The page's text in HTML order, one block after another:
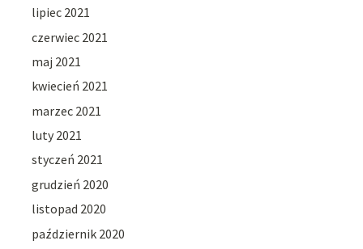
lipiec 2021
czerwiec 2021
maj 2021
kwiecień 2021
marzec 2021
luty 2021
styczeń 2021
grudzień 2020
listopad 2020
październik 2020